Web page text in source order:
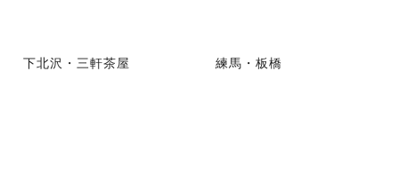
下北沢・三軒茶屋 練馬・板橋